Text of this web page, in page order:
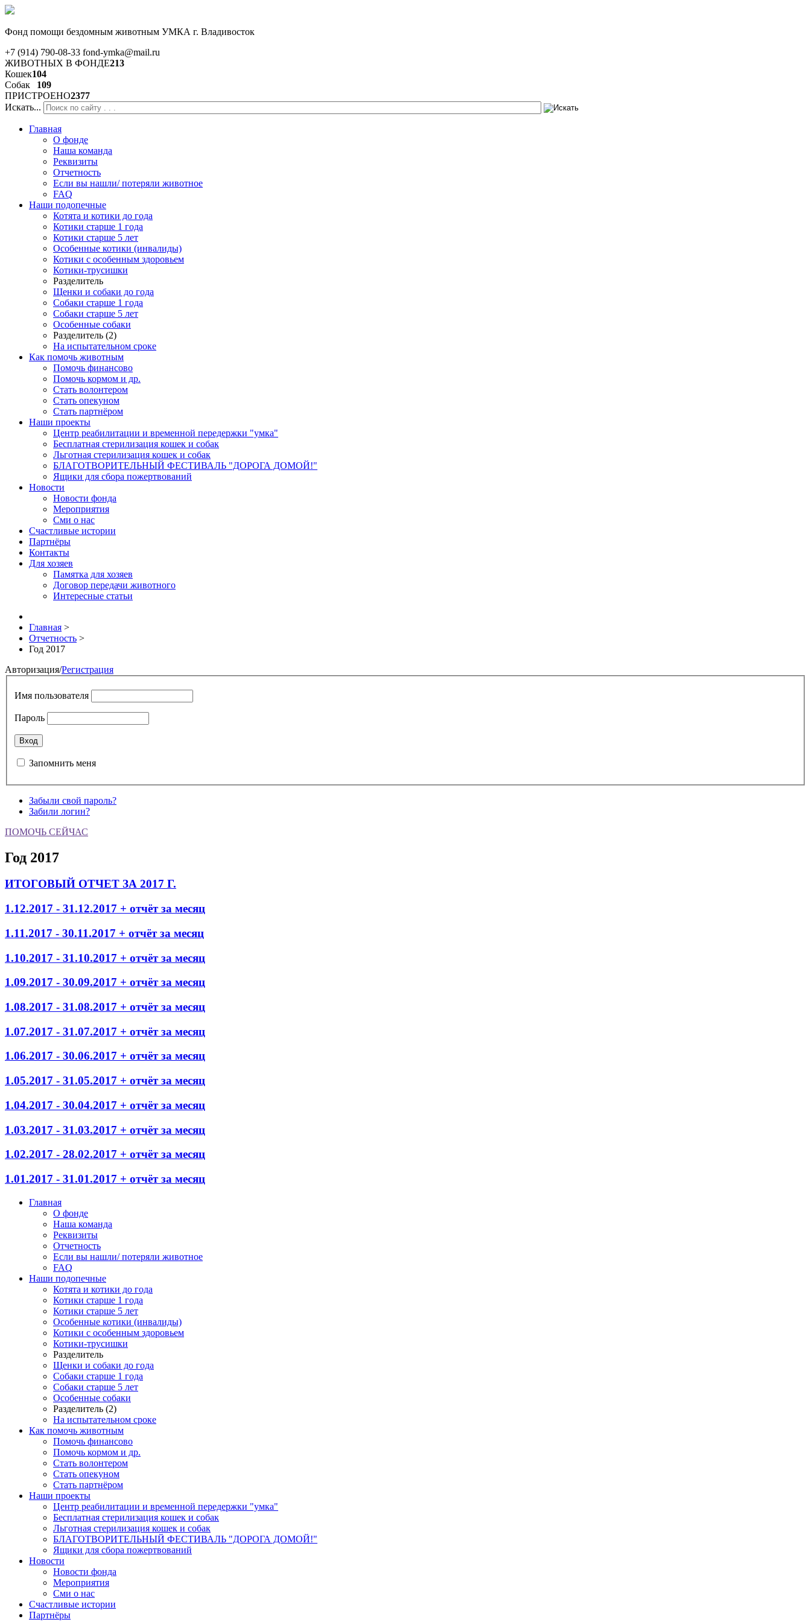
Фонд помощи бездомным животным УМКА г. Владивосток
+7 (914) 790-08-33 fond-ymka@mail.ru
ЖИВОТНЫХ В ФОНДЕ213
Кошек104
Собак
109
ПРИСТРОЕНО2377
Искать...
Главная
О фонде
Наша команда
Реквизиты
Отчетность
Если вы нашли/ потеряли животное
FAQ
Наши подопечные
Котята и котики до года
Котики старше 1 года
Котики старше 5 лет
Особенные котики (инвалиды)
Котики с особенным здоровьем
Котики-трусишки
Разделитель
Щенки и собаки до года
Собаки старше 1 года
Собаки старше 5 лет
Особенные собаки
Разделитель (2)
На испытательном сроке
Как помочь животным
Помочь финансово
Помочь кормом и др.
Стать волонтером
Стать опекуном
Стать партнёром
Наши проекты
Центр реабилитации и временной передержки "умка"
Бесплатная стерилизация кошек и собак
Льготная стерилизация кошек и собак
БЛАГОТВОРИТЕЛЬНЫЙ ФЕСТИВАЛЬ "ДОРОГА ДОМОЙ!"
Ящики для сбора пожертвований
Новости
Новости фонда
Мероприятия
Сми о нас
Счастливые истории
Партнёры
Контакты
Для хозяев
Памятка для хозяев
Договор передачи животного
Интересные статьи
Главная >
Отчетность >
Год 2017
Авторизация/Регистрация
Имя пользователя
Пароль
Запомнить меня
Забыли свой пароль?
Забили логин?
ПОМОЧЬ СЕЙЧАС
Год 2017
ИТОГОВЫЙ ОТЧЕТ ЗА 2017 Г.
1.12.2017 - 31.12.2017 + отчёт за месяц
1.11.2017 - 30.11.2017 + отчёт за месяц
1.10.2017 - 31.10.2017 + отчёт за месяц
1.09.2017 - 30.09.2017 + отчёт за месяц
1.08.2017 - 31.08.2017 + отчёт за месяц
1.07.2017 - 31.07.2017 + отчёт за месяц
1.06.2017 - 30.06.2017 + отчёт за месяц
1.05.2017 - 31.05.2017 + отчёт за месяц
1.04.2017 - 30.04.2017 + отчёт за месяц
1.03.2017 - 31.03.2017 + отчёт за месяц
1.02.2017 - 28.02.2017 + отчёт за месяц
1.01.2017 - 31.01.2017 + отчёт за месяц
Главная
О фонде
Наша команда
Реквизиты
Отчетность
Если вы нашли/ потеряли животное
FAQ
Наши подопечные
Котята и котики до года
Котики старше 1 года
Котики старше 5 лет
Особенные котики (инвалиды)
Котики с особенным здоровьем
Котики-трусишки
Разделитель
Щенки и собаки до года
Собаки старше 1 года
Собаки старше 5 лет
Особенные собаки
Разделитель (2)
На испытательном сроке
Как помочь животным
Помочь финансово
Помочь кормом и др.
Стать волонтером
Стать опекуном
Стать партнёром
Наши проекты
Центр реабилитации и временной передержки "умка"
Бесплатная стерилизация кошек и собак
Льготная стерилизация кошек и собак
БЛАГОТВОРИТЕЛЬНЫЙ ФЕСТИВАЛЬ "ДОРОГА ДОМОЙ!"
Ящики для сбора пожертвований
Новости
Новости фонда
Мероприятия
Сми о нас
Счастливые истории
Партнёры